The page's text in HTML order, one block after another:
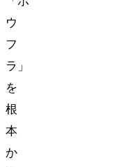
ウ
フ
ラ」
を
根
本
か